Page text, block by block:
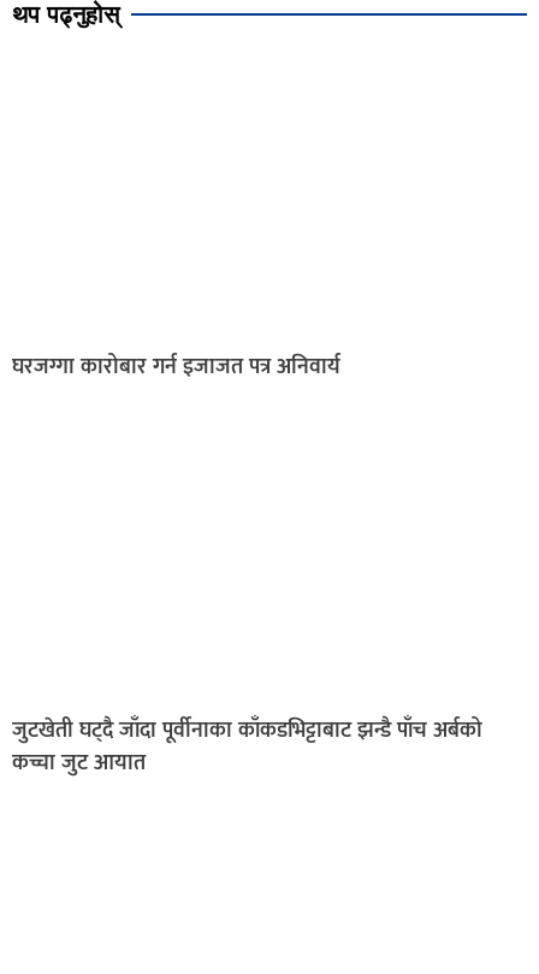
थप पढ्नुहोस्
घरजग्गा कारोबार गर्न इजाजत पत्र अनिवार्य
जुटखेती घट्दै जाँदा पूर्वीनाका काँकडभिट्टाबाट झन्डै पाँच अर्बको
कच्चा जुट आयात